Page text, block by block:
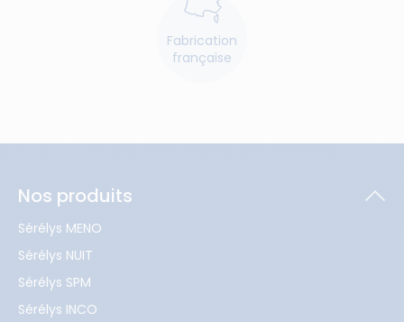
Fabrication
française
Nos produits
Sérélys MENO
Sérélys NUIT
Sérélys SPM
Sérélys INCO